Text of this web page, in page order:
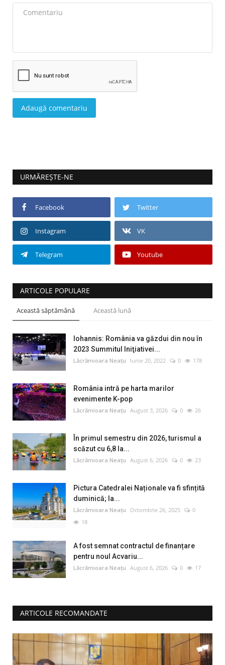
Adaugă comentariu
URMĂREȘTE-NE
Facebook Twitter
Instagram VK
Telegram Youtube
ARTICOLE POPULARE
Această săptămână Această lună
Iohannis: România va găzdui din nou în
2023 Summitul Iniţiativei...
Lăcrămioara Neațu Iunie 20, 2022 0 178
România intră pe harta marilor
evenimente K-pop
Lăcrămioara Neațu August 3, 2026 0 26
În primul semestru din 2026, turismul a
scăzut cu 6,8 la...
Lăcrămioara Neațu August 6, 2026 0 23
Pictura Catedralei Naționale va fi sfințită
duminică; la...
Lăcrămioara Neațu Octombrie 26, 2025
0
18
A fost semnat contractul de finanțare
pentru noul Acvariu...
Lăcrămioara Neațu August 6, 2026 0 17
ARTICOLE RECOMANDATE